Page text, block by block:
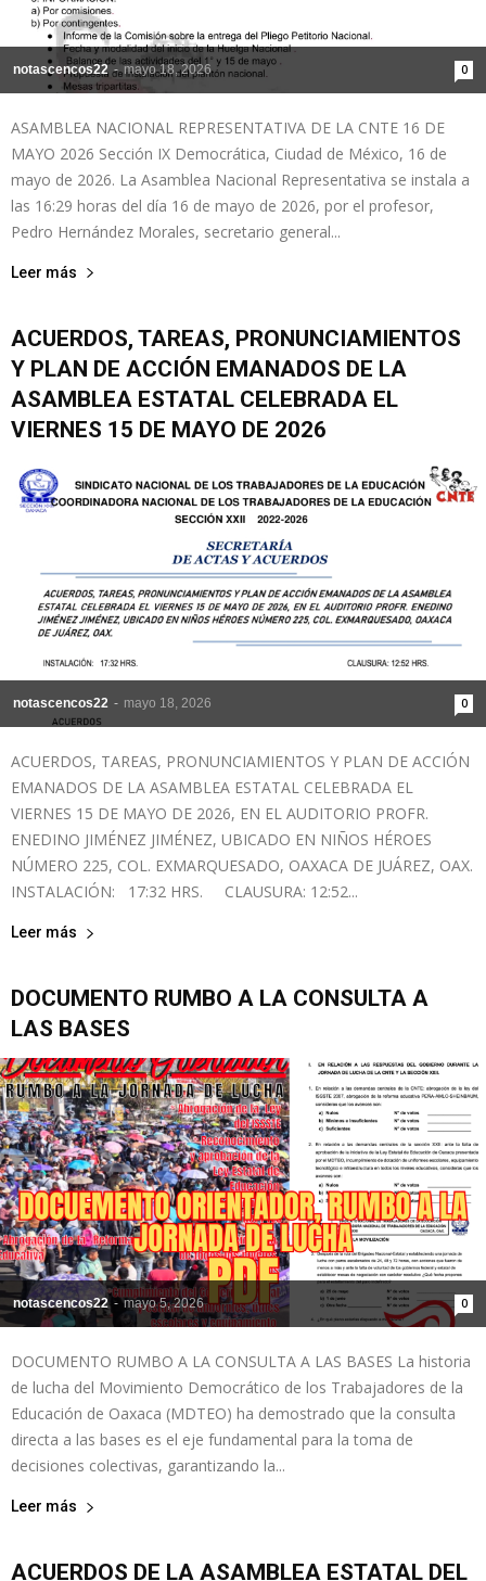
notascencos22 - mayo 18, 2026 0
ASAMBLEA NACIONAL REPRESENTATIVA DE LA CNTE 16 DE
MAYO 2026 Sección IX Democrática, Ciudad de México, 16 de
mayo de 2026. La Asamblea Nacional Representativa se instala a
las 16:29 horas del día 16 de mayo de 2026, por el profesor,
Pedro Hernández Morales, secretario general...
Leer más
ACUERDOS, TAREAS, PRONUNCIAMIENTOS
Y PLAN DE ACCIÓN EMANADOS DE LA
ASAMBLEA ESTATAL CELEBRADA EL
VIERNES 15 DE MAYO DE 2026
notascencos22 - mayo 18, 2026 0
ACUERDOS, TAREAS, PRONUNCIAMIENTOS Y PLAN DE ACCIÓN
EMANADOS DE LA ASAMBLEA ESTATAL CELEBRADA EL
VIERNES 15 DE MAYO DE 2026, EN EL AUDITORIO PROFR.
ENEDINO JIMÉNEZ JIMÉNEZ, UBICADO EN NIÑOS HÉROES
NÚMERO 225, COL. EXMARQUESADO, OAXACA DE JUÁREZ, OAX.
INSTALACIÓN: 17:32 HRS. CLAUSURA: 12:52...
Leer más
DOCUMENTO RUMBO A LA CONSULTA A
LAS BASES
notascencos22 - mayo 5, 2026 0
DOCUMENTO RUMBO A LA CONSULTA A LAS BASES La historia
de lucha del Movimiento Democrático de los Trabajadores de la
Educación de Oaxaca (MDTEO) ha demostrado que la consulta
directa a las bases es el eje fundamental para la toma de
decisiones colectivas, garantizando la...
Leer más
ACUERDOS DE LA ASAMBLEA ESTATAL DEL